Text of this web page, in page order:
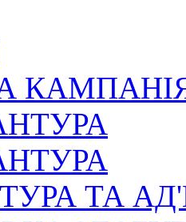
КАМПАНІЯ
ТА